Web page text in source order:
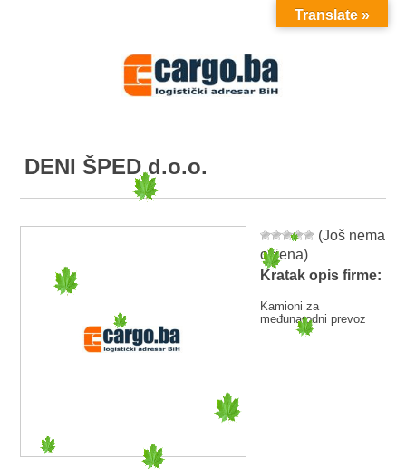
MENU
DENI ŠPED d.o.o.
(Još nema
ocjena)
Kratak opis firme:
Kamioni za
međunarodni prevoz
Translate »